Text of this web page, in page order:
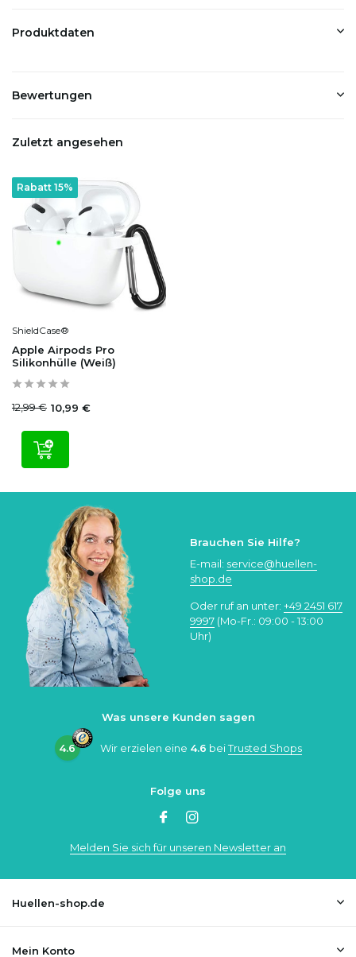
Produktdaten
Bewertungen
Zuletzt angesehen
Rabatt 15%
ShieldCase®
Apple Airpods Pro
Silikonhülle (Weiß)
12,99 € 10,99 €
Brauchen Sie Hilfe?
E-mail: service@huellen-
shop.de
Oder ruf an unter: +49 2451 617
9997 (Mo-Fr.: 09:00 - 13:00
Uhr)
Was unsere Kunden sagen
4.6 Wir erzielen eine 4.6 beiTrusted Shops
Folge uns
Melden Sie sich für unseren Newsletter an
Huellen-shop.de
Mein Konto